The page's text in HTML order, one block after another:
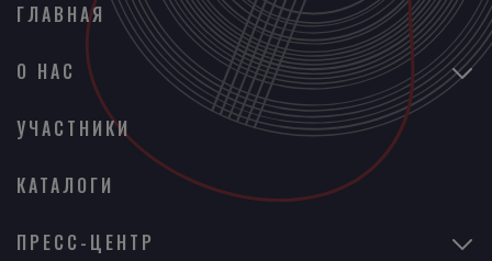
ГЛАВНАЯ
О НАС
УЧАСТНИКИ
КАТАЛОГИ
ПРЕСС-ЦЕНТР